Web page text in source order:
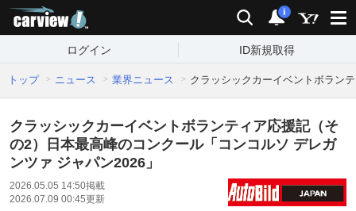
検索 通知
i
ログイン ID新規取得
トップ ニュース 業界ニュース クラッシックカーイベントボラン
クラッシックカーイベントボランティア応援記（そ
の2）日本最高峰のコンクール「コンコルソ デレガ
ンツァ ジャパン2026」
2026.05.05 14:50掲載
2026.07.09 00:45更新